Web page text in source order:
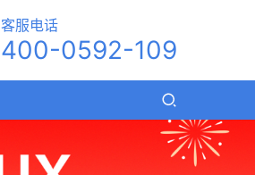
客服电话
400-0592-109